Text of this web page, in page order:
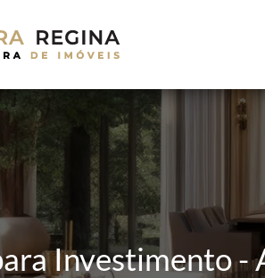
Investimento -